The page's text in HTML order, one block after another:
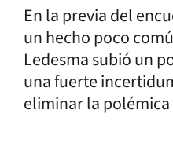
En la previa del
un hecho poco
Ledesma subió un
una fuerte
eliminar la